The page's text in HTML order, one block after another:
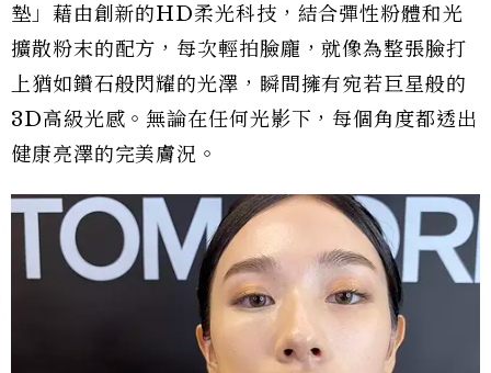
墊」藉由創新的HD柔光科技，結合彈性粉體和光
擴散粉末的配方，每次輕拍臉龐，就像為整張臉打
上猶如鑽石般閃耀的光澤，瞬間擁有宛若巨星般的
3D高級光感。無論在任何光影下，每個角度都透出
健康亮澤的完美膚況。